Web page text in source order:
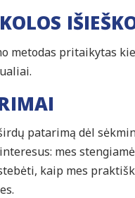
metodas pritaikytas
patarimą dėl
mes
kaip mes